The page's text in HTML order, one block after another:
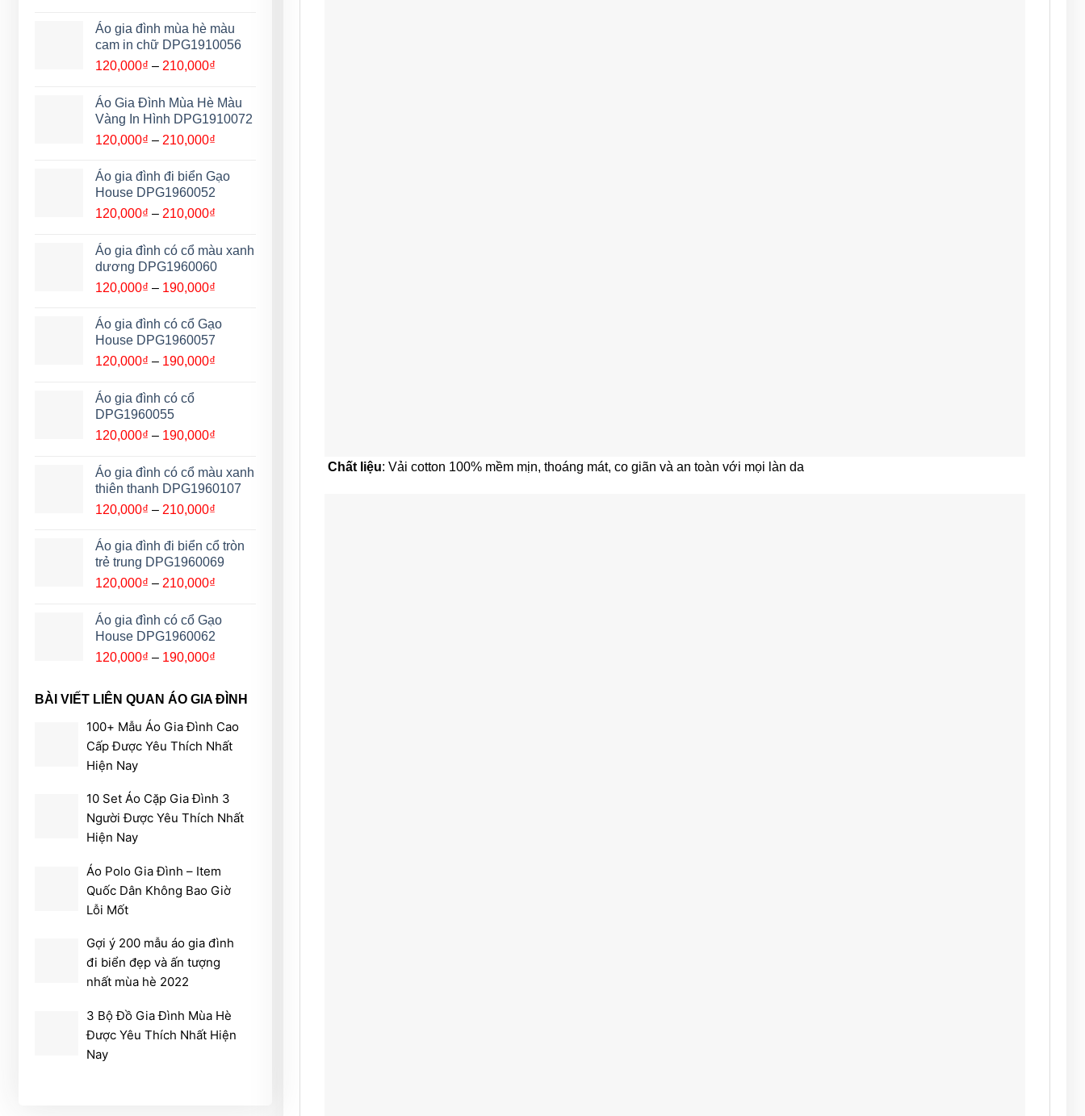
từ
120,000₫
đến
Áo gia đình mùa hè màu
cam in chữ DPG1910056
120,000₫ – 210,000₫Khoảng
từ
120,000₫
đến
Áo Gia Đình Mùa Hè Màu
Vàng In Hình DPG1910072
120,000₫ – 210,000₫Khoảng
từ
120,000₫
đến
Áo gia đình đi biển Gạo
House DPG1960052
120,000₫ – 210,000₫Khoảng
từ
120,000₫
đến
Áo gia đình có cổ màu xanh
dương DPG1960060
120,000₫ – 190,000₫Khoảng
từ
120,000₫
đến
Áo gia đình có cổ Gạo
House DPG1960057
120,000₫ – 190,000₫Khoảng
đến
Áo gia đình có cổ
DPG1960055
120,000₫ – 190,000₫Khoảng
từ
120,000₫
đến
Áo gia đình có cổ màu xanh
thiên thanh DPG1960107
120,000₫ – 210,000₫Khoảng
từ
120,000₫
đến
Áo gia đình đi biển cổ tròn
trẻ trung DPG1960069
120,000₫ – 210,000₫Khoảng
từ
120,000₫
đến
Áo gia đình có cổ Gạo
House DPG1960062
120,000₫ – 190,000₫Khoảng
từ
120,000₫
đến
190,000₫
BÀI VIẾT LIÊN QUAN ÁO GIA ĐÌNH
100+ Mẫu Áo Gia Đình Cao
Cấp Được Yêu Thích Nhất
Hiện Nay
10 Set Áo Cặp Gia Đình 3
Người Được Yêu Thích Nhất
Hiện Nay
Áo Polo Gia Đình – Item
Quốc Dân Không Bao Giờ
Lỗi Mốt
Gợi ý 200 mẫu áo gia đình
đi biển đẹp và ấn tượng
nhất mùa hè 2022
3 Bộ Đồ Gia Đình Mùa Hè
Được Yêu Thích Nhất Hiện
Nay
Chất liệu: Vải cotton 100% mềm mịn, thoáng mát, co giãn và an toàn với mọi làn da